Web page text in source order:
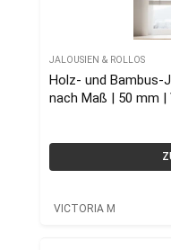
JALOUSIEN & ROLLOS
Holz- und Bambus-
nach Maß | 50 mm |
VICTORIA M